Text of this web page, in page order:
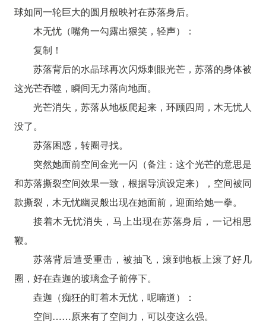
球如同一轮巨大的圆月般映衬在苏落身后。
木无忧（嘴角一勾露出狠笑，轻声）：
复制！
苏落背后的水晶球再次闪烁刺眼光芒，苏落的身体被
这光芒吞噬，瞬间无力落向地面。
光芒消失，苏落从地板爬起来，环顾四周，木无忧人
没了。
苏落困惑，转圈寻找。
突然她面前空间金光一闪（备注：这个光芒的意思是
和苏落撕裂空间效果一致，根据导演设定来），空间被同
款撕裂，木无忧幽灵般出现在她面前，迎面给她一拳。
接着木无忧消失，马上出现在苏落身后，一记相思
鞭。
苏落背后遭受重击，被抽飞，滚到地板上滚了好几
圈，好在垚迦的玻璃盒子前停下。
垚迦（痴狂的盯着木无忧，呢喃道）：
空间……原来有了空间力，可以变这么强。